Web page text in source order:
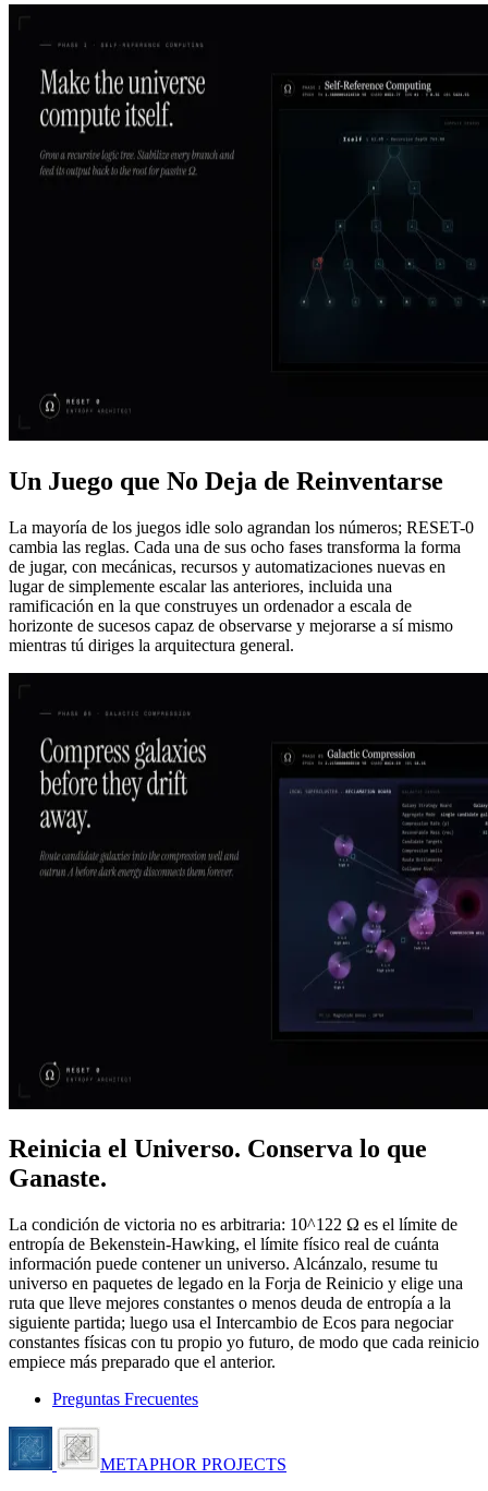
Un Juego que No Deja de Reinventarse
La mayoría de los juegos idle solo agrandan los números; RESET-0
cambia las reglas. Cada una de sus ocho fases transforma la forma
de jugar, con mecánicas, recursos y automatizaciones nuevas en
lugar de simplemente escalar las anteriores, incluida una
ramificación en la que construyes un ordenador a escala de
horizonte de sucesos capaz de observarse y mejorarse a sí mismo
mientras tú diriges la arquitectura general.
Reinicia el Universo. Conserva lo que
Ganaste.
La condición de victoria no es arbitraria: 10^122 Ω es el límite de
entropía de Bekenstein-Hawking, el límite físico real de cuánta
información puede contener un universo. Alcánzalo, resume tu
universo en paquetes de legado en la Forja de Reinicio y elige una
ruta que lleve mejores constantes o menos deuda de entropía a la
siguiente partida; luego usa el Intercambio de Ecos para negociar
constantes físicas con tu propio yo futuro, de modo que cada reinicio
empiece más preparado que el anterior.
Preguntas Frecuentes
METAPHOR PROJECTS